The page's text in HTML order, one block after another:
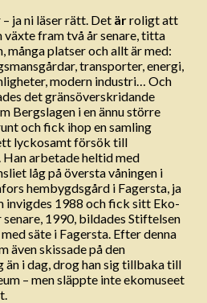
ja ni läser rätt. Det ärroligt att
fram två år senare, titta
många platser och allt är med:
transporter, energi,
modern industri… Och
det gränsöverskridande
Bergslagen i en ännu större
och fick ihop en samling
lyckosamt försök till
arbetade heltid med
låg på översta våningen i
hembygdsgård i Fagersta, ja
invigdes 1988 och fick sitt Eko-
1990, bildades Stiftelsen
säte i Fagersta. Efter denna
även skissade på den
än i dag, drog han sig tillbaka till
– men släppte inte ekomuseet